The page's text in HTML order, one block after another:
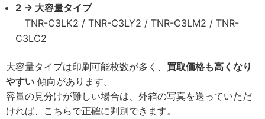
2 → 大容量タイプ
TNR-C3LK2 / TNR-C3LY2 / TNR-C3LM2 / TNR-
C3LC2
大容量タイプは印刷可能枚数が多く、 買取価格も高くなり
やすい 傾向があります。
容量の見分けが難しい場合は、外箱の写真を送っていただ
ければ、こちらで正確に判別できます。